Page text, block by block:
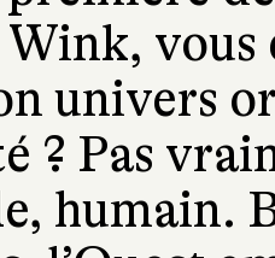
univers
? Pas
humain.